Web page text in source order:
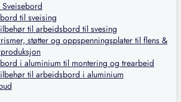
til sveising
til arbeidsbord til svesing
støtter og oppspenningsplater til flens &
i aluminium til montering og trearbeid
til arbeidsbord i aluminium